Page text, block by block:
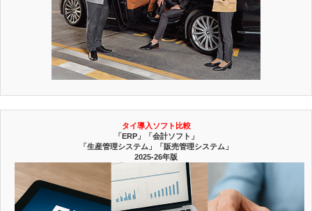
タイ導入ソフト比較
「ERP」「会計ソフト」
「生産管理システム」「販売管理システム」
2025-26年版